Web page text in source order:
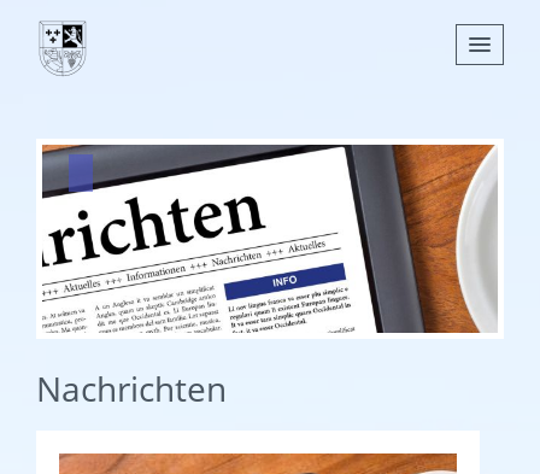
Nachrichten
Leben
Verwaltung
Tourismus
Gemeinden
Nachrichten